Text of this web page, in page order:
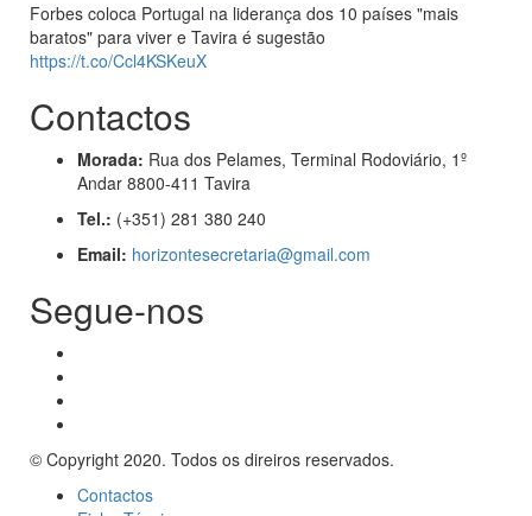
Forbes coloca Portugal na liderança dos 10 países "mais
baratos" para viver e Tavira é sugestão
https://t.co/Ccl4KSKeuX
Contactos
Morada: Rua dos Pelames, Terminal Rodoviário, 1º
Andar 8800-411 Tavira
Tel.: (+351) 281 380 240
Email: horizontesecretaria@gmail.com
Segue-nos
© Copyright 2020. Todos os direiros reservados.
Contactos